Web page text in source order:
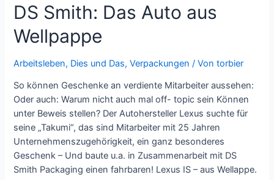
DS Smith: Das Auto aus
Wellpappe
Arbeitsleben, Dies und Das,Verpackungen / Vontorbier
So können Geschenke an verdiente Mitarbeiter aussehen:
Oder auch: Warum nicht auch mal off- topic sein Können
unter Beweis stellen? Der Autohersteller Lexus suchte für
seine „Takumi“, das sind Mitarbeiter mit 25 Jahren
Unternehmenszugehörigkeit, ein ganz besonderes
Geschenk – Und baute u.a. in Zusammenarbeit mit DS
Smith Packaging einen fahrbaren! Lexus IS – aus Wellappe.